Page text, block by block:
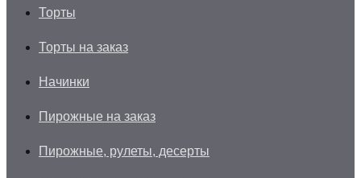
Торты
Торты на заказ
Начинки
Пирожные на заказ
Пирожные, рулеты, десерты